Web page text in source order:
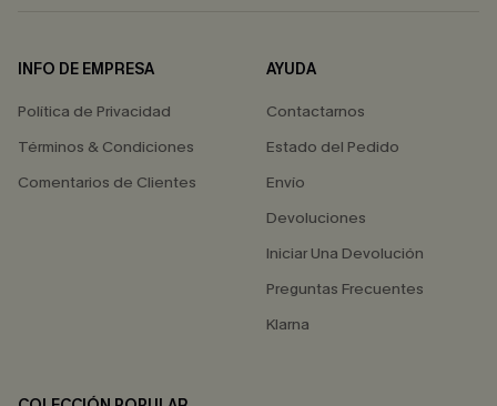
INFO DE EMPRESA
Política de Privacidad
Términos & Condiciones
Comentarios de Clientes
AYUDA
Contactarnos
Estado del Pedido
Envío
Devoluciones
Iniciar Una Devolución
Preguntas Frecuentes
Klarna